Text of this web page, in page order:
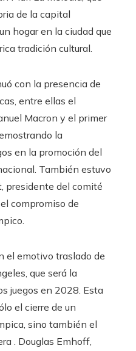
de la capital
hogar en la ciudad que
tradición cultural.
con la presencia de
entre ellas el
Macron y el primer
la
en la promoción del
También estuvo
presidente del comité
compromiso de
el emotivo traslado de
que será la
juegos en 2028. Esta
el cierre de un
sino también el
. Douglas Emhoff,